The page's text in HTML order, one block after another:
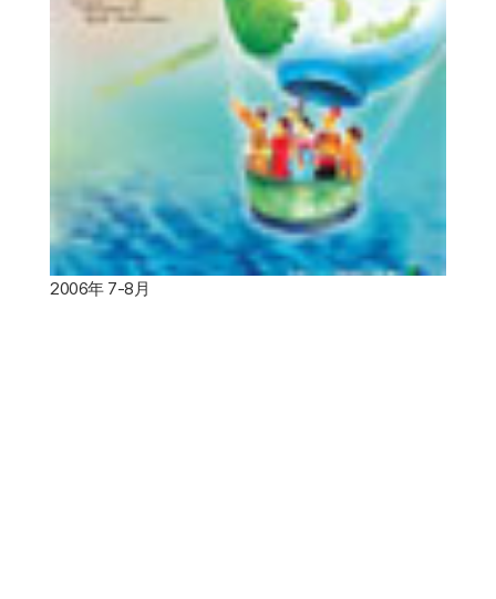
2006年 7-8月